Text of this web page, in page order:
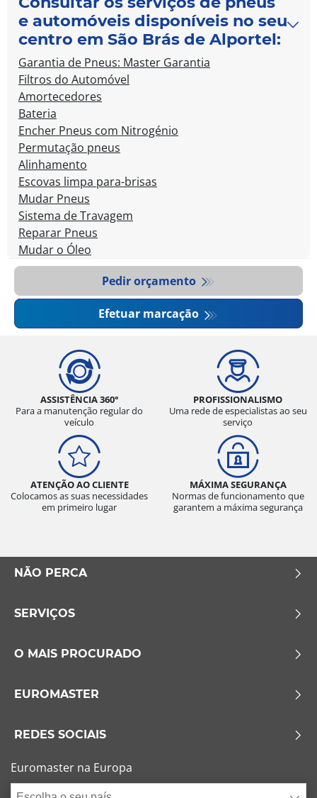
e automóveis disponíveis no seu
centro em São Brás de Alportel:
Garantia de Pneus: Master Garantia
Filtros do Automóvel
Amortecedores
Bateria
Encher Pneus com Nitrogénio
Permutação pneus
Alinhamento
Escovas limpa para-brisas
Mudar Pneus
Sistema de Travagem
Reparar Pneus
Mudar o Óleo
Pedir orçamento
Efetuar marcação
ASSISTÊNCIA 360°
Para a manutenção regular do
veículo
PROFISSIONALISMO
Uma rede de especialistas ao seu
serviço
ATENÇÃO AO CLIENTE
Colocamos as suas necessidades
em primeiro lugar
MÁXIMA SEGURANÇA
Normas de funcionamento que
garantem a máxima segurança
NÃO PERCA
SERVIÇOS
O MAIS PROCURADO
EUROMASTER
REDES SOCIAIS
Euromaster na Europa